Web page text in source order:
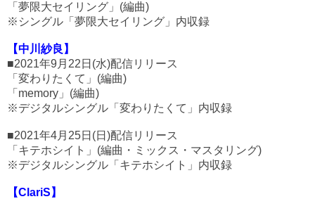
「夢限大セイリング」(編曲)
※シングル「夢限大セイリング」内収録
【中川紗良】
■2021年9月22日(水)配信リリース
「変わりたくて」(編曲)
「memory」(編曲)
※デジタルシングル「変わりたくて」内収録
■2021年4月25日(日)配信リリース
「キテホシイト」(編曲・ミックス・マスタリング)
※デジタルシングル「キテホシイト」内収録
【ClariS】